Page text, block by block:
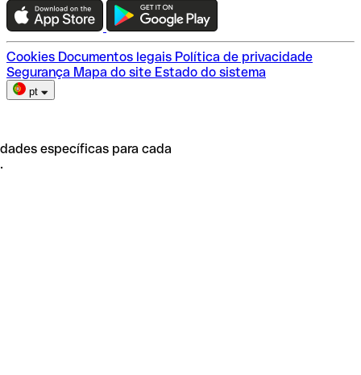
Escolha do plano
Cookies Documentos legais Política de privacidade
Segurança Mapa do site Estado do sistema
pt
específicas para cada